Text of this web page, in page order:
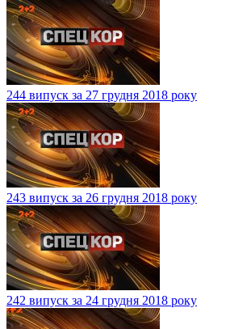
244 випуск за 27 грудня 2018 року
243 випуск за 26 грудня 2018 року
242 випуск за 24 грудня 2018 року